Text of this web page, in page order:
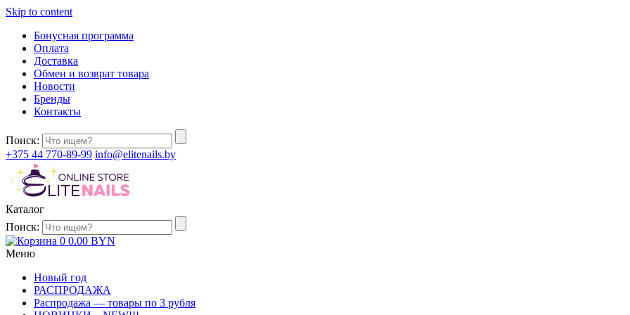
Skip to content
Бонусная программа
Оплата
Доставка
Обмен и возврат товара
Новости
Бренды
Контакты
Поиск:
+375 44 770-89-99 info@elitenails.by
Каталог
Поиск:
0 0.00 BYN
Меню
Новый год
РАСПРОДАЖА
Распродажа — товары по 3 рубля